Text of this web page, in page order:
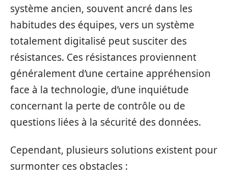
système ancien, souvent ancré dans les
habitudes des équipes, vers un système
totalement digitalisé peut susciter des
résistances. Ces résistances proviennent
généralement d’une certaine appréhension
face à la technologie, d’une inquiétude
concernant la perte de contrôle ou de
questions liées à la sécurité des données.
Cependant, plusieurs solutions existent pour
surmonter ces obstacles :